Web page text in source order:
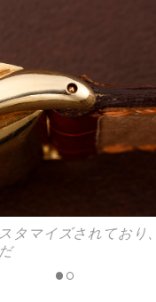
タマイズされており